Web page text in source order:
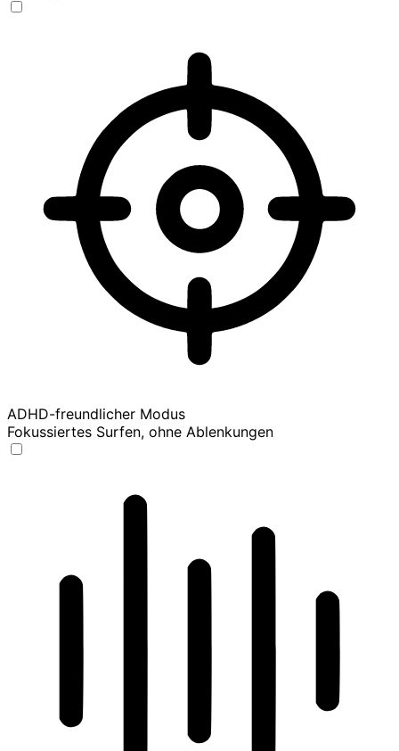
ADHD-freundlicher Modus
Fokussiertes Surfen, ohne Ablenkungen